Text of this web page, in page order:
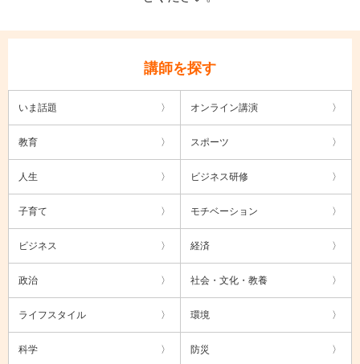
講師を探す
いま話題 オンライン講演
教育 スポーツ
人生 ビジネス研修
子育て モチベーション
ビジネス 経済
政治 社会・文化・教養
ライフスタイル 環境
科学 防災